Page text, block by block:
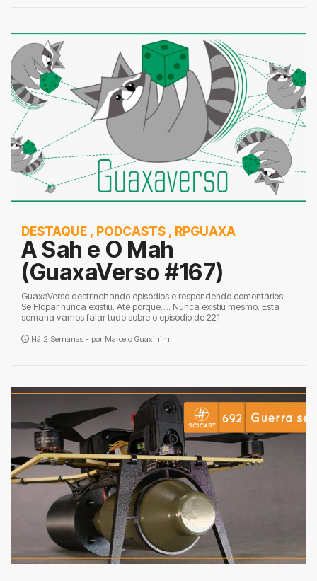
DESTAQUE , PODCASTS , RPGUAXA
A Sah e O Mah
(GuaxaVerso #167)
GuaxaVerso destrinchando episódios e respondendo comentários!
Se Flopar nunca existiu. Até porque…. Nunca existiu mesmo. Esta
semana vamos falar tudo sobre o episódio de 221.
Há 2 Semanas - por Marcelo Guaxinim